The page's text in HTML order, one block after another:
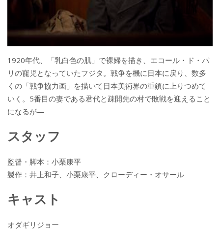
1920年代、「乳白色の肌」で裸婦を描き、エコール・ド・パ
リの寵児となっていたフジタ。戦争を機に日本に戻り、数多
くの「戦争協力画」を描いて日本美術界の重鎮に上りつめて
いく。5番目の妻である君代と疎開先の村で敗戦を迎えること
になるが—
スタッフ
監督・脚本：小栗康平
製作：井上和子、小栗康平、クローディー・オサール
キャスト
オダギリジョー